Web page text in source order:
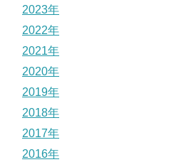
2023年
2022年
2021年
2020年
2019年
2018年
2017年
2016年